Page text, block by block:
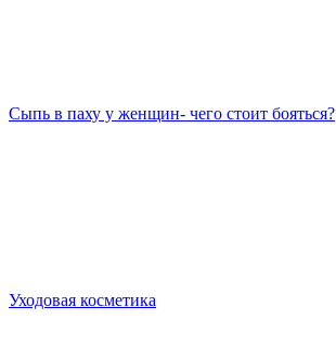
Сыпь в паху у женщин- чего стоит бояться?
Уходовая косметика